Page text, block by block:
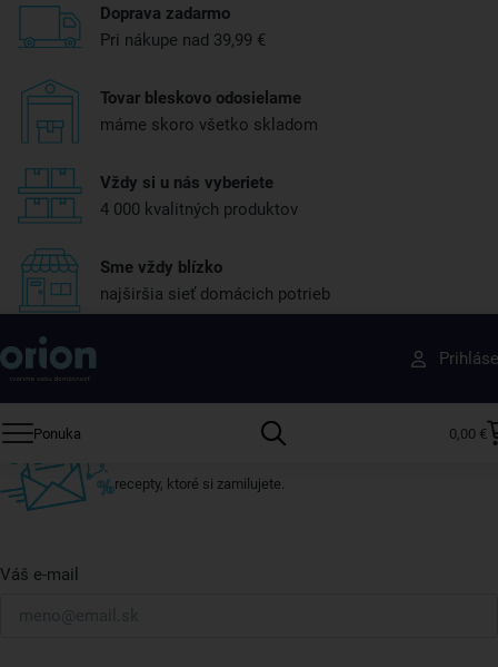
Doprava zadarmo
Pri nákupe nad 39,99 €
Tovar bleskovo odosielame
máme skoro všetko skladom
Vždy si u nás vyberiete
4 000 kvalitných produktov
Sme vždy blízko
najširšia sieť domácich potrieb
Ponuka 0,00 €
Získajte rady, recepty a tipy na zľavy skôr ako
ktokoľvek iný
Prihláste sa k odberu nášho newslettera.
recepty, ktoré si zamilujete.
Váš e-mail